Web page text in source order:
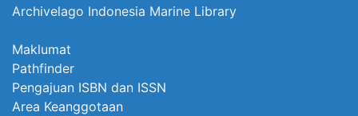
Archivelago Indonesia Marine Library
Maklumat
Pathfinder
Pengajuan ISBN dan ISSN
Area Keanggotaan